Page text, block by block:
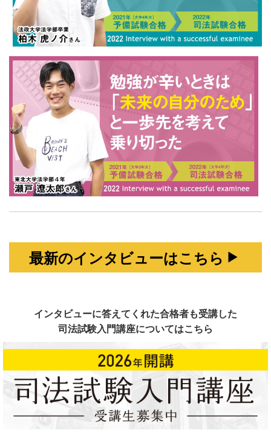
最新のインタビューはこちら
インタビューに答えてくれた合格者も受講した
司法試験入門講座についてはこちら